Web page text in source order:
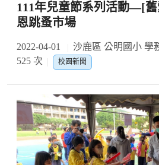
111年兒童節系列活動—[
恩跳蚤市場
2022-04-01 沙鹿區 公明國小 學
525 次
校園新聞